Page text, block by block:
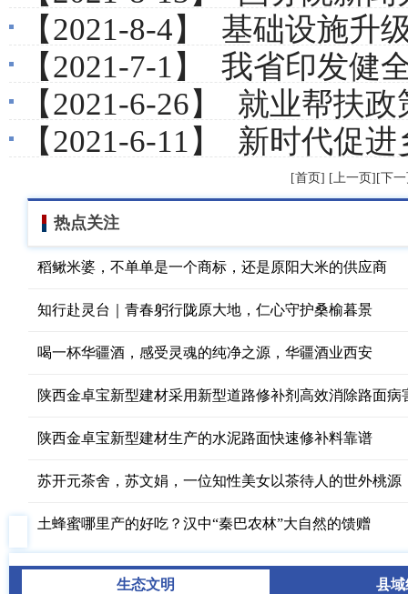
【2021-8-4】
基础设施升
【2021-7-1】
我省印发健全
【2021-6-26】
就业帮扶政策含
【2021-6-11】
新时代促进
[首页] [上一页][下
热点关注
稻鳅米婆，不单单是一个商标，还是原阳大米的供应商
知行赴灵台｜青春躬行陇原大地，仁心守护桑榆暮景
喝一杯华疆酒，感受灵魂的纯净之源，华疆酒业西安
陕西金卓宝新型建材采用新型道路修补剂高效消除路面病
陕西金卓宝新型建材生产的水泥路面快速修补料靠谱
苏开元茶舍，苏文娟，一位知性美女以茶待人的世外桃源
土蜂蜜哪里产的好吃？汉中“秦巴农林”大自然的馈赠
生态文明 县